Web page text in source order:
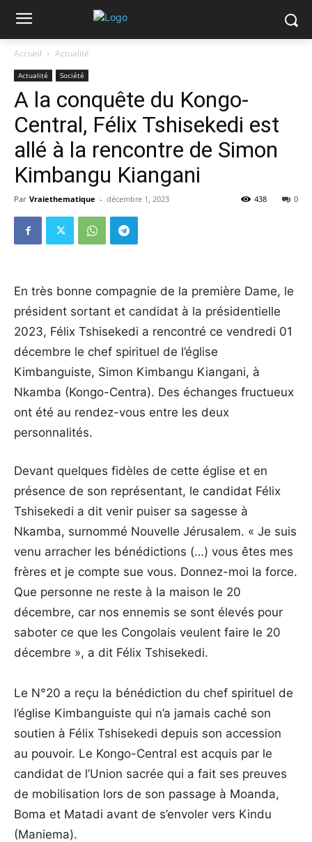
Accueil Actualité
Actualité Société
A la conquête du Kongo-
Central, Félix Tshisekedi est
allé à la rencontre de Simon
Kimbangu Kiangani
Par Vraiethematique - décembre 1, 2023 0
438
En très bonne compagnie de la première Dame, le
président sortant et candidat à la présidentielle
2023, Félix Tshisekedi a rencontré ce vendredi 01
décembre le chef spirituel de l’église
Kimbanguiste, Simon Kimbangu Kiangani, à
Nkamba (Kongo-Centra). Des échanges fructueux
ont été au rendez-vous entre les deux
personnalités.
Devant quelques fidèles de cette église et en
présence de son représentant, le candidat Félix
Tshisekedi a dit venir puiser sa sagesse à
Nkamba, surnommé Nouvelle Jérusalem. « Je suis
venu arracher les bénédictions (…) vous êtes mes
frères et je compte sue vous. Donnez-moi la force.
Que personne ne reste à la maison le 20
décembre, car nos ennemis se sont élevés pour
saboter ce que les Congolais veulent faire le 20
décembre », a dit Félix Tshisekedi.
Le N°20 a reçu la bénédiction du chef spirituel de
l’église Kimbanguiste qui n’a jamais caché son
soutien à Félix Tshisekedi depuis son accession
au pouvoir. Le Kongo-Central est acquis par le
candidat de l’Union sacrée qui a fait ses preuves
de mobilisation lors de son passage à Moanda,
Boma et Matadi avant de s’envoler vers Kindu
(Maniema).